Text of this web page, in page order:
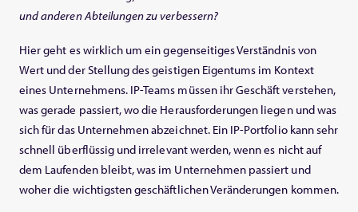
und anderen Abteilungen zu verbessern?
Hier geht es wirklich um ein gegenseitiges Verständnis von
Wert und der Stellung des geistigen Eigentums im Kontext
eines Unternehmens. IP-Teams müssen ihr Geschäft verstehen,
was gerade passiert, wo die Herausforderungen liegen und was
sich für das Unternehmen abzeichnet. Ein IP-Portfolio kann sehr
schnell überflüssig und irrelevant werden, wenn es nicht auf
dem Laufenden bleibt, was im Unternehmen passiert und
woher die wichtigsten geschäftlichen Veränderungen kommen.